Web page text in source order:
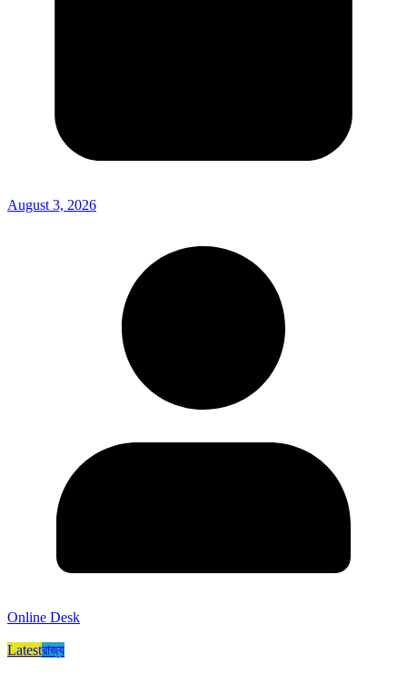
August 3, 2026
Online Desk
Latestরাজ্য​